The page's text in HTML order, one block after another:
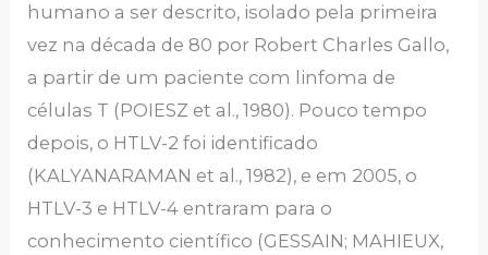
humano a ser descrito, isolado pela primeira
vez na década de 80 por Robert Charles Gallo,
a partir de um paciente com linfoma de
células T (POIESZ et al., 1980). Pouco tempo
depois, o HTLV-2 foi identificado
(KALYANARAMAN et al., 1982), e em 2005, o
HTLV-3 e HTLV-4 entraram para o
conhecimento científico (GESSAIN; MAHIEUX,